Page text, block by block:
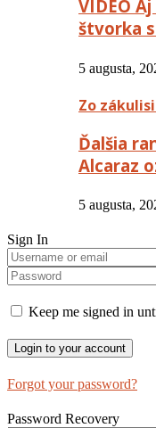
VIDEO
štvorka
5 augusta,
Zo
Ďalšia
Alcaraz
5 augusta,
Sign In
Keep me signed in
Forgot your password?
Password Recovery